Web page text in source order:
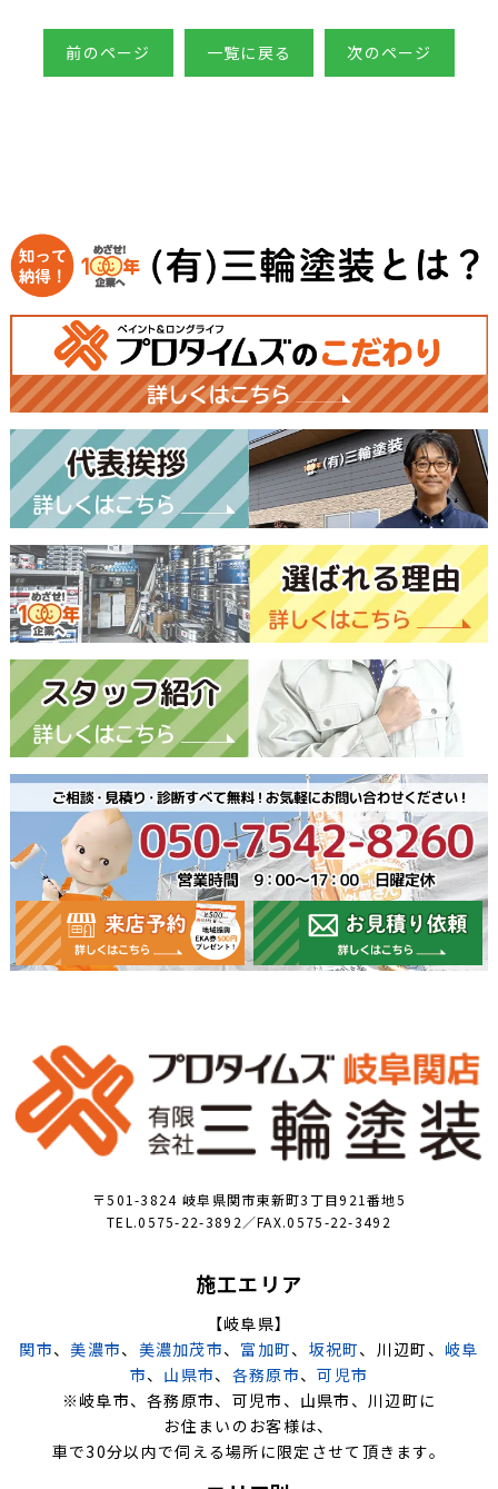
前のページ 一覧に戻る 次のページ
〒501-3824 岐阜県関市東新町3丁目921番地5
TEL.0575-22-3892／FAX.0575-22-3492
施工エリア
【岐阜県】
関市、美濃市、 美濃加茂市、 富加町、 坂祝町、川辺町、 岐阜
市、 山県市、 各務原市、可児市
※岐阜市、各務原市、可児市、山県市、川辺町に
お住まいのお客様は、
車で30分以内で伺える場所に限定させて頂きます。